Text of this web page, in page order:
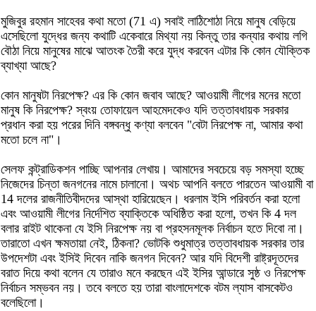
মুজিবুর রহমান সাহেবর কথা মতো (71 এ) সবাই লাঠিশোঠা নিয়ে মানুষ বেড়িয়ে
এসেছিলো যুদ্ধের জন্য কথাটি একেবারে মিথ্যা নয় কিন্তু তার কন্যার কথায় লগি
বৌঠা নিয়ে মানুষের মাঝে আতংক তৈরী করে যুদ্ধ করবেন এটার কি কোন যৌক্তিক
ব্যাখ্যা আছে?
কোন মানুষটা নিরপেক্ষ? এর কি কোন জবাব আছে? আওয়ামী লীগের মনের মতো
মানুষ কি নিরপেক্ষ? স্বংয় তোফায়েল আহমেদকেও যদি তত্তাবধায়ক সরকার
প্রধান করা হয় পরের দিনি বঙ্গবন্ধু কণ্যা বলবেন "বেটা নিরপেক্ষ না, আমার কথা
মতো চলে না"।
সেলফ কন্ট্রাডিকশন পাচ্ছি আপনার লেখায়। আমাদের সবচেয়ে বড় সমস্যা হচ্ছে
নিজেদের চিন্তা জনগনের নামে চালানো। অথচ আপনি বলতে পারতেন আওয়ামী বা
14 দলের রাজনীতিবীদদের আস্থা হারিয়েছেন। ধরলাম ইসি পরিবর্তন করা হলো
এবং আওয়ামী লীগের নির্দেশিত ব্যাক্তিকে অধিষ্ঠিত করা হলো, তখন কি 4 দল
বলার রাইট থাকেনা যে ইসি নিরপেক্ষ নয় বা প্রহসনমূলক নির্বাচন হতে দিবো না।
তারাতো এখন ক্ষমতায়া নেই, ঠিকনা? ভোটকি শুধুমাত্র তত্তাবধায়ক সরকার তার
উপদেশটা এবং ইসিই দিবেন নাকি জনগন দিবেন? আর যদি বিদেশী রাষ্ট্রদূতদের
বরাত দিয়ে কথা বলেন যে তারাও মনে করছেন এই ইসির আন্ডারে সুষ্ঠ ও নিরপেক্ষ
নির্বাচন সম্ভবন নয়। তবে বলতে হয় তারা বাংলাদেশকে বটম ল্যাস বাসকেটও
বলেছিলো।